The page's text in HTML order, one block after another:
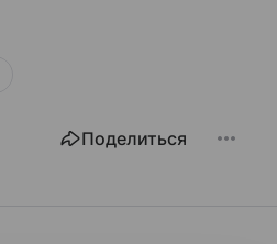
Поделиться